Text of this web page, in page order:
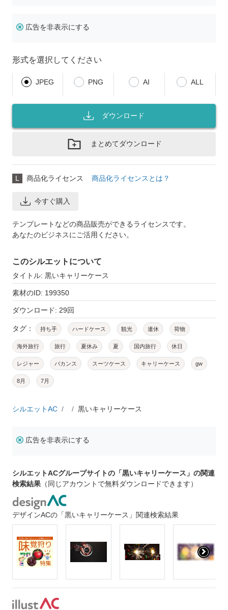
広告を非表示にする
形式を選択してください
JPEG PNG AI ALL
ダウンロード
まとめてダウンロード
L 商品化ライセンス 商品化ライセンスとは？
今すぐ購入
テンプレートなどの商品販売ができるライセンスです。
あなたのビジネスにご活用ください。
このシルエットについて
タイトル: 黒いキャリーケース
素材のID: 199350
ダウンロード: 29回
タグ： 持ち手 ハードケース 観光 連休 荷物
海外旅行 旅行 夏休み 夏 国内旅行 休日
レジャー バカンス スーツケース キャリーケース gw
8月 7月
シルエットAC 黒いキャリーケース
広告を非表示にする
シルエットACグループサイトの「黒いキャリーケース」の関連
検索結果 （同じアカウントで無料ダウンロードできます）
デザインACの「黒いキャリーケース」関連検索結果